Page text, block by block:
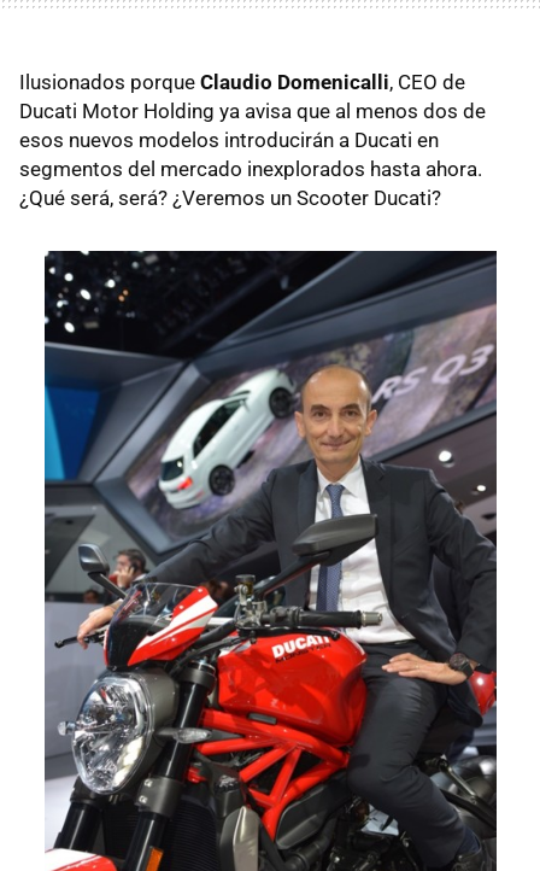
Ilusionados porque Claudio Domenicalli, CEO de
Ducati Motor Holding ya avisa que al menos dos de
esos nuevos modelos introducirán a Ducati en
segmentos del mercado inexplorados hasta ahora.
¿Qué será, será? ¿Veremos un Scooter Ducati?